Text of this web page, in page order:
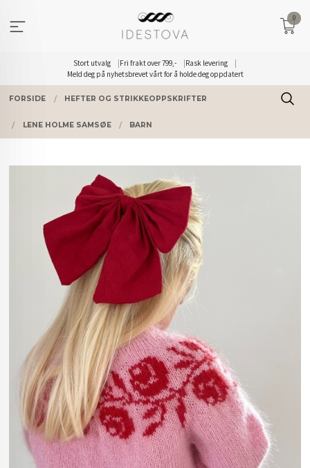
innholdet
Stort utvalg Fri frakt over 799,-
Rask levering
Meld deg på nyhetsbrevet vårt for å holde deg oppdatert
0
FORSIDE HEFTER OG STRIKKEOPPSKRIFTER
LENE HOLME SAMSØE BARN